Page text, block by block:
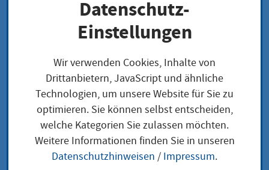
Dienstleistung-Finder
Lokale Anliegen
Sozialpädagogische Familienhilfe beantragen
Sozialpädagogische
Familienhilfe
beantragen
Datenschutz-
Einstellungen
Wir verwenden Cookies, Inhalte von
Drittanbietern, JavaScript und ähnliche
Technologien, um unsere Website für Sie zu
optimieren. Sie können selbst entscheiden,
welche Kategorien Sie zulassen möchten.
Weitere Informationen finden Sie in unseren
Datenschutzhinweisen / Impressum.